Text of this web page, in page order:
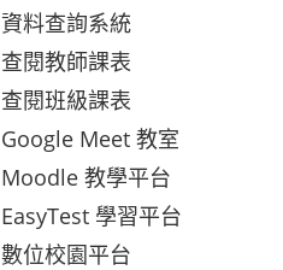
資料查詢系統
查閱教師課表
查閱班級課表
Google Meet 教室
Moodle 教學平台
EasyTest 學習平台
數位校園平台